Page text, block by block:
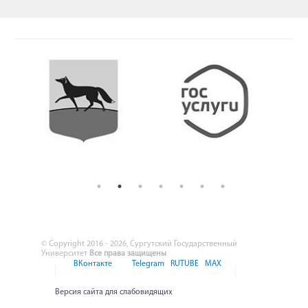
© Copyright 2016 - 2026, Сургутский Государственный
Университет Все права защищены
ВКонтакте
Telegram RUTUBE MAX
Версия сайта для слабовидящих